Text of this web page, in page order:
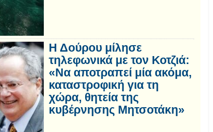
Η Δούρου μίλησε
τηλεφωνικά με τον Κοτζιά:
«Να αποτραπεί μία ακόμα,
καταστροφική για τη
χώρα, θητεία της
κυβέρνησης Μητσοτάκη»